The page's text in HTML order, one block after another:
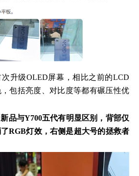
升级OLED屏幕，相比之前的LCD
包括亮度、对比度等都有碾压性优
品与Y700五代有明显区别，背部仅
RGB灯效，右侧是超大号的拯救者